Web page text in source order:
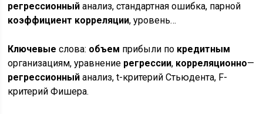
регрессионный анализ, стандартная ошибка, парной
коэффициент корреляции, уровень…
Ключевые слова: объем прибыли по кредитным
организациям, уравнение регрессии, корреляционно—
регрессионный анализ, t-критерий Стьюдента, F-
критерий Фишера.